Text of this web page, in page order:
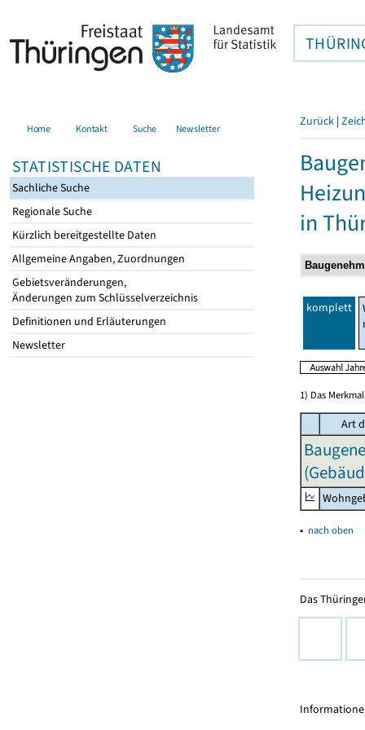
Home Kontakt Suche Newsletter
STATISTISCHE DATEN
Sachliche Suche
Regionale Suche
Kürzlich bereitgestellte Daten
Allgemeine Angaben, Zuordnungen
Gebietsveränderungen,
Änderungen zum Schlüsselverzeichnis
Definitionen und Erläuterungen
Newsletter
Zurück |
in
komplett
1) Das
Art
▴ nach oben
Das